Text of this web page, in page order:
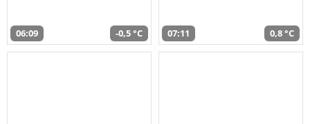
06:09 -0,5 °C 07:11 0,8 °C